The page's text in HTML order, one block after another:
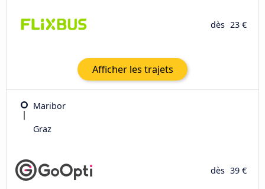
dès 23 €
Afficher les trajets
Maribor
Graz
dès 39 €